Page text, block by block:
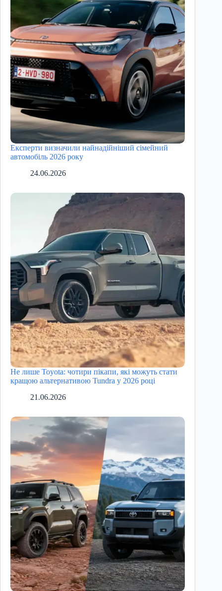
Експерти визначили найнадійніший сімейний
автомобіль 2026 року
24.06.2026
Не лише Toyota: чотири пікапи, які можуть стати
кращою альтернативою Tundra у 2026 році
21.06.2026